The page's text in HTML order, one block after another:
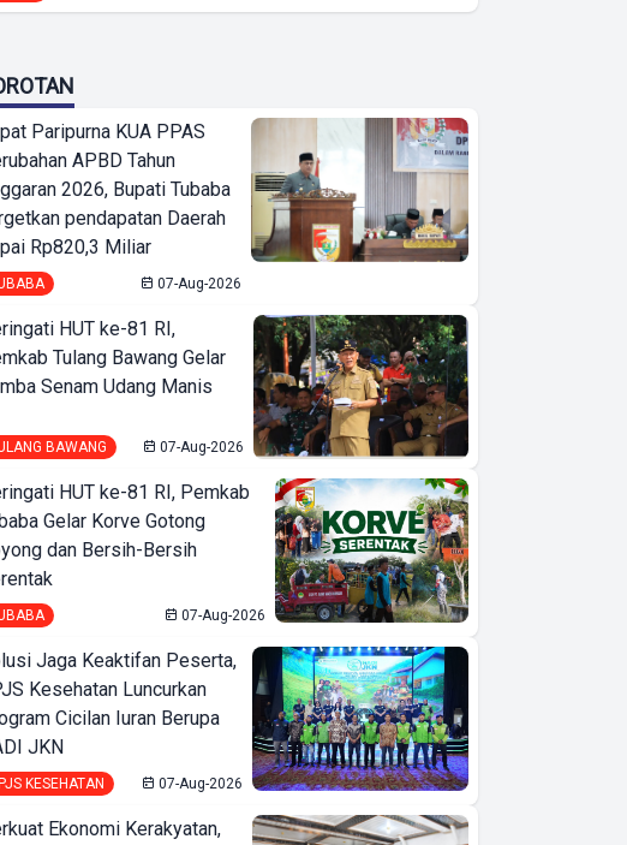
Paripurna KUA PPAS
APBD Tahun
2026, Bupati Tubaba
pendapatan Daerah
Rp820,3 Miliar
07-Aug-2026
HUT ke-81 RI,
Tulang Bawang Gelar
Senam Udang Manis
BAWANG 07-Aug-2026
HUT ke-81 RI, Pemkab
Gelar Korve Gotong
dan Bersih-Bersih
07-Aug-2026
Jaga Keaktifan Peserta,
Kesehatan Luncurkan
Cicilan Iuran Berupa
JKN
KESEHATAN 07-Aug-2026
Ekonomi Kerakyatan,